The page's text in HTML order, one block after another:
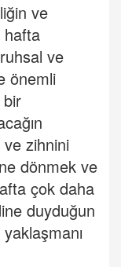
ve
hafta
ve
önemli
bir
zihnini
dönmek ve
çok daha
duyduğun